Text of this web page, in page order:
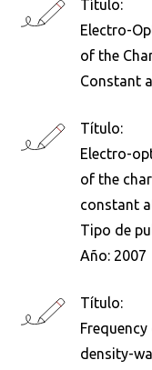
Título:
Electro-
of the
Constant
Título:
Electro-
of the
constant
Tipo de
Año: 2007
Título:
density-
¿Qué buscas?
Ordenar por: *